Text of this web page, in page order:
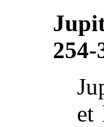
254-
et